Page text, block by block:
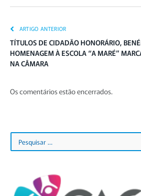
ARTIGO ANTERIOR
TÍTULOS DE CIDADÃO HONORÁRIO,
HOMENAGEM À ESCOLA “A MARÉ”
NA CÂMARA
Os comentários estão encerrados.